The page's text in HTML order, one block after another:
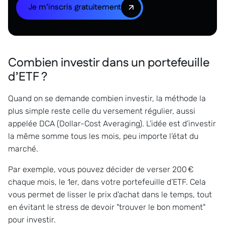
Je m’inscris gratuitement
Combien investir dans un portefeuille
d’ETF ?
Quand on se demande combien investir, la méthode la
plus simple reste celle du versement régulier, aussi
appelée DCA (Dollar-Cost Averaging). L’idée est d’investir
la même somme tous les mois, peu importe l’état du
marché.
Par exemple, vous pouvez décider de verser 200 €
chaque mois, le 1er, dans votre portefeuille d’ETF. Cela
vous permet de lisser le prix d’achat dans le temps, tout
en évitant le stress de devoir "trouver le bon moment"
pour investir.